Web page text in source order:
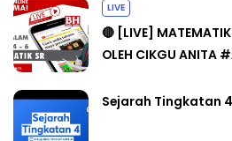
LIVE
🔴 [LIVE]
OLEH CIKGU ANITA
Sejarah Tingkatan 4